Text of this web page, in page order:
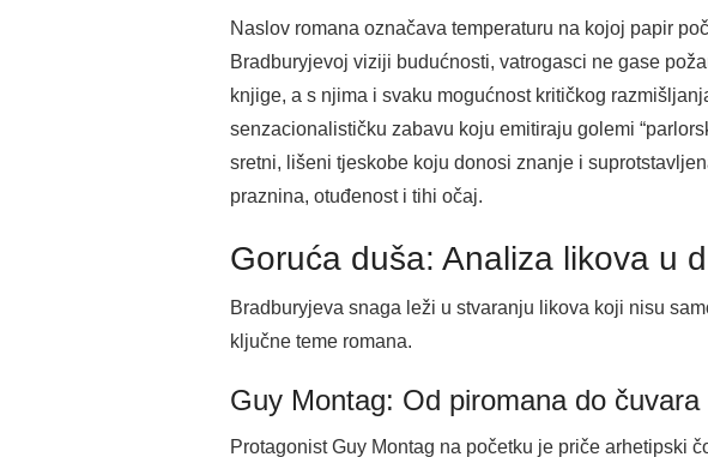
Naslov romana označava temperaturu na kojoj papir
Bradburyjevoj viziji budućnosti, vatrogasci ne gase
knjige, a s njima i svaku mogućnost kritičkog
senzacionalističku zabavu koju emitiraju golemi
sretni, lišeni tjeskobe koju donosi znanje i
praznina, otuđenost i tihi očaj.
Goruća duša: Analiza likova u
Bradburyjeva snaga leži u stvaranju likova koji nisu
ključne teme romana.
Guy Montag: Od piromana do čuvara
Protagonist Guy Montag na početku je priče arhetipski